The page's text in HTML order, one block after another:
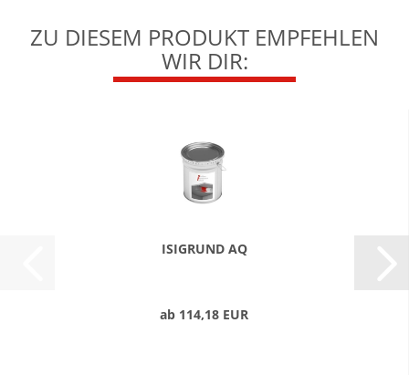
ZU DIESEM PRODUKT EMPFEHLEN
WIR DIR:
ISIGRUND AQ
ab 114,18 EUR